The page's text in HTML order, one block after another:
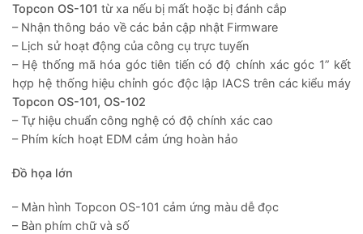
Topcon OS-101 từ xa nếu bị mất hoặc bị đánh cắp
– Nhận thông báo về các bản cập nhật Firmware
– Lịch sử hoạt động của công cụ trực tuyến
– Hệ thống mã hóa góc tiên tiến có độ chính xác góc 1” kết
hợp hệ thống hiệu chỉnh góc độc lập IACS trên các kiểu máy
Topcon OS-101, OS-102
– Tự hiệu chuẩn công nghệ có độ chính xác cao
– Phím kích hoạt EDM cảm ứng hoàn hảo
Đồ họa lớn
– Màn hình Topcon OS-101 cảm ứng màu dễ đọc
– Bàn phím chữ và số